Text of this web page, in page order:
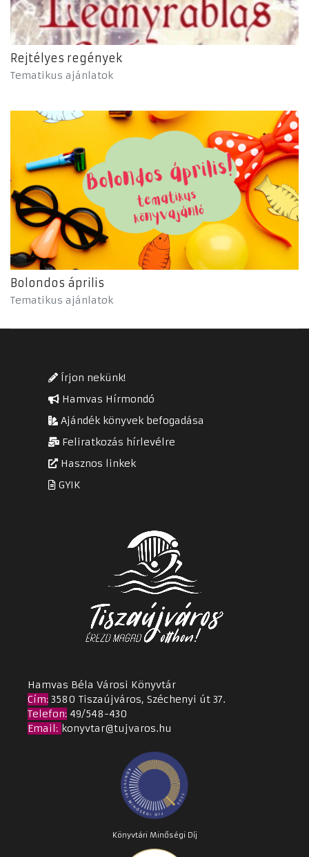
Rejtélyes regények
Tematikus ajánlatok
Bolondos április
Tematikus ajánlatok
Írjon nekünk!
Hamvas Hírmondó
Ajándék könyvek befogadása
Feliratkozás hírlevélre
Hasznos linkek
GYIK
Hamvas Béla Városi Könyvtár
Cím: 3580 Tiszaújváros, Széchenyi út 37.
Telefon: 49/548-430
Email: konyvtar@tujvaros.hu
Könyvtári Minőségi Díj